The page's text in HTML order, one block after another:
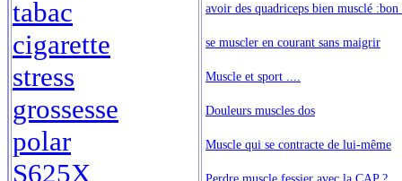
tabac
cigarette
stress
grossesse
polar
S625X
avoir des quadriceps bien musclé
se muscler en courant sans maigrir
Muscle et sport ....
Douleurs muscles dos
Muscle qui se contracte de lui-même